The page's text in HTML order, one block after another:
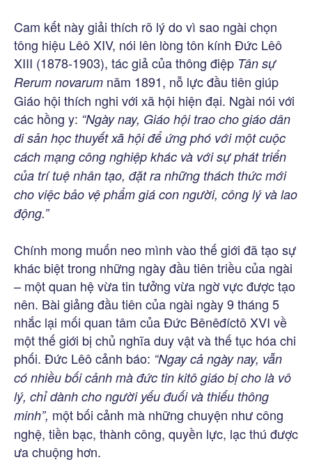
Cam kết này giải thích rõ lý do vì sao ngài chọn
tông hiệu Lêô XIV, nói lên lòng tôn kính Đức Lêô
XIII (1878-1903), tác giả của thông điệp Tân sự
Rerum novarum năm 1891, nỗ lực đầu tiên giúp
Giáo hội thích nghi với xã hội hiện đại. Ngài nói với
các hồng y: “Ngày nay, Giáo hội trao cho giáo dân
di sản học thuyết xã hội để ứng phó với một cuộc
cách mạng công nghiệp khác và với sự phát triển
của trí tuệ nhân tạo, đặt ra những thách thức mới
cho việc bảo vệ phẩm giá con người, công lý và lao
động.”
Chính mong muốn neo mình vào thế giới đã tạo sự
khác biệt trong những ngày đầu tiên triều của ngài
– một quan hệ vừa tin tưởng vừa ngờ vực được tạo
nên. Bài giảng đầu tiên của ngài ngày 9 tháng 5
nhắc lại mối quan tâm của Đức Bênêđíctô XVI về
một thế giới bị chủ nghĩa duy vật và thế tục hóa chi
phối. Đức Lêô cảnh báo: “Ngay cả ngày nay, vẫn
có nhiều bối cảnh mà đức tin kitô giáo bị cho là vô
lý, chỉ dành cho người yếu đuối và thiếu thông
minh”, một bối cảnh mà những chuyện như công
nghệ, tiền bạc, thành công, quyền lực, lạc thú được
ưa chuộng hơn.